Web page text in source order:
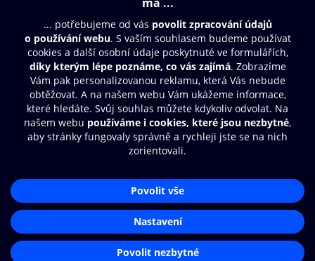
Obsah ke stažení
Moje O2 Knihovna
Další zábava
© O2 Czech Republic a.s.
Přístupnost
Zásady zpracování osobních údajů
Nastavení cookies
Aplikace O2 Knihovna
Čti a poslouchej své e-knihy a
audioknihy rychleji a pohodlněji.